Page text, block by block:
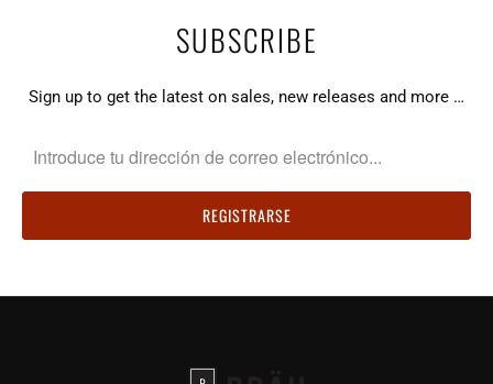
SUBSCRIBE
Sign up to get the latest on sales, new releases and more …